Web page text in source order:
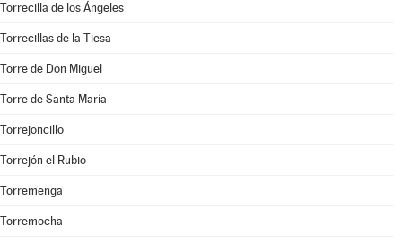
Torrecilla de los Ángeles
Torrecillas de la Tiesa
Torre de Don Miguel
Torre de Santa María
Torrejoncillo
Torrejón el Rubio
Torremenga
Torremocha